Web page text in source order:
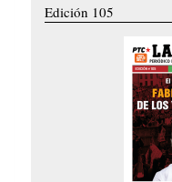
Edición 105